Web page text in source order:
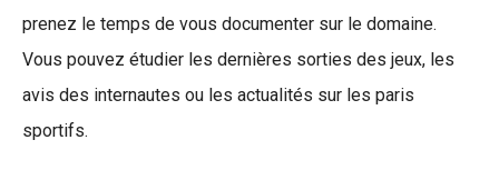
prenez le temps de vous documenter sur le domaine.
Vous pouvez étudier les dernières sorties des jeux, les
avis des internautes ou les actualités sur les paris
sportifs.